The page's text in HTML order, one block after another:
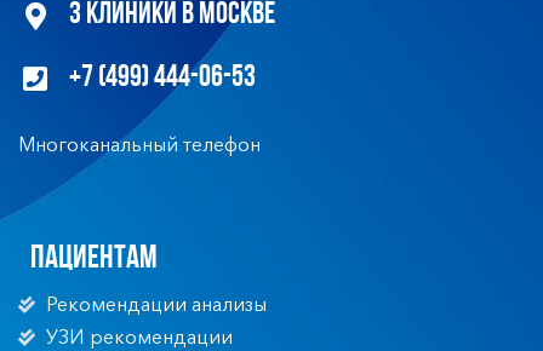
3 клиники в Москве
+7 (499) 444-06-53
Многоканальный телефон
Пациентам
Рекомендации анализы
УЗИ рекомендации